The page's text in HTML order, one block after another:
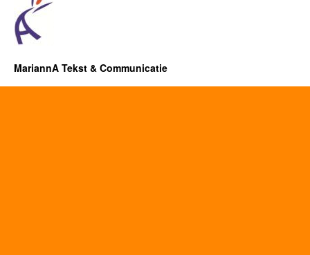
MariannA Tekst & Communicatie